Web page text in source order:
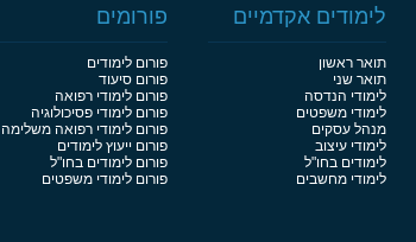
לימודים אקדמיים
תואר ראשון
תואר שני
לימודי הנדסה
לימודי משפטים
מנהל עסקים
לימודי עיצוב
לימודים בחו"ל
לימודי מחשבים
פורומים
פורום לימודים
פורום סיעוד
פורום לימודי רפואה
פורום לימודי פסיכולוגיה
פורום לימודי רפואה משלימה
פורום ייעוץ לימודים
פורום לימודים בחו"ל
פורום לימודי משפטים